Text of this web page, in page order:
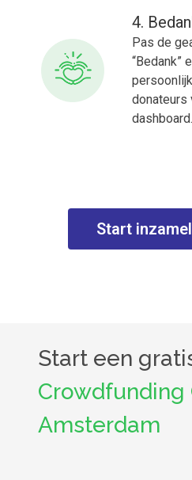
4.
Pas de
“Bedank”
donateurs
dashboard.
Start
Start een
Crowdfunding
Amsterdam